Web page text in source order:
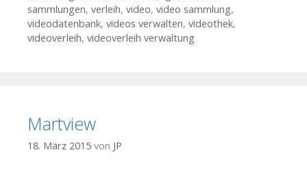
sammlungen, verleih, video, video sammlung,
videodatenbank, videos verwalten, videothek,
videoverleih, videoverleih verwaltung
Martview
18. März 2015 von JP